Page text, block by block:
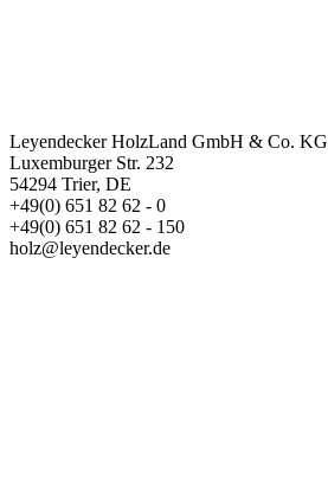
Leyendecker HolzLand GmbH & Co. KG
Luxemburger Str. 232
54294 Trier, DE
+49(0) 651 82 62 - 0
+49(0) 651 82 62 - 150
holz@leyendecker.de